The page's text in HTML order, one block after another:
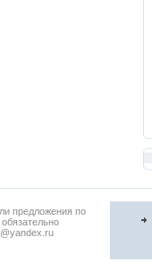
предложения по